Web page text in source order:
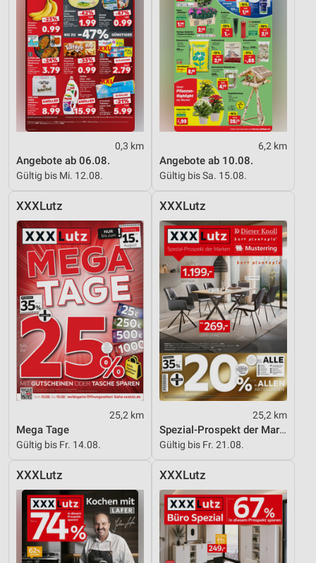
0,3 km
Angebote ab 06.08.
Gültig bis Mi. 12.08.
6,2 km
Angebote ab 10.08.
Gültig bis Sa. 15.08.
XXXLutz
25,2 km
Mega Tage
Gültig bis Fr. 14.08.
XXXLutz
25,2 km
Spezial-Prospekt der Marken
Gültig bis Fr. 21.08.
XXXLutz XXXLutz